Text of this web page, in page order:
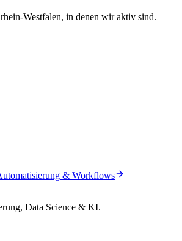
Westfalen, in denen wir aktiv sind.
& Workflows
Data Science & KI.